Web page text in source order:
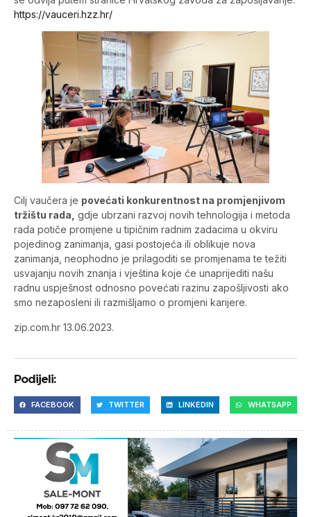
https://vauceri.hzz.hr/
Cilj vaučera je povećati konkurentnost na promjenjivom
tržištu rada, gdje ubrzani razvoj novih tehnologija i metoda
rada potiče promjene u tipičnim radnim zadacima u okviru
pojedinog zanimanja, gasi postojeća ili oblikuje nova
zanimanja, neophodno je prilagoditi se promjenama te težiti
usvajanju novih znanja i vještina koje će unaprijediti našu
radnu uspješnost odnosno povećati razinu zapošljivosti ako
smo nezaposleni ili razmišljamo o promjeni karijere.
zip.com.hr 13.06.2023.
Podijeli:
FACEBOOK TWITTER LINKEDIN WHATSAPP